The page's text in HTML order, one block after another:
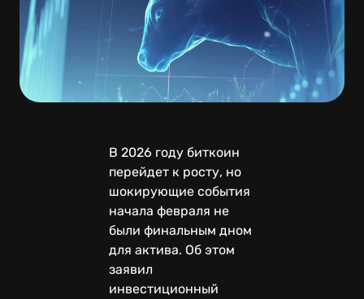
В 2026 году биткоин
перейдет к росту, но
шокирующие события
начала февраля не
были финальным дном
для актива. Об этом
заявил
инвестиционный